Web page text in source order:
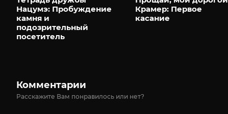
Нацумэ: Пробуждение
камня и
подозрительный
посетитель
Крамер: Первое
касание
Комментарии
Расскажите Вам понравилось или нет?